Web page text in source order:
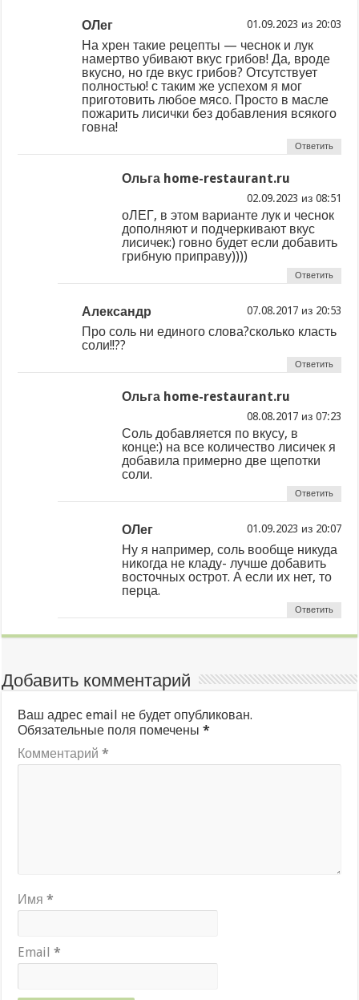
ОЛег из
На хрен такие рецепты — чеснок и лук
намертво убивают вкус грибов! Да, вроде
вкусно, но где вкус грибов? Отсутствует
полностью! с таким же успехом я мог
приготовить любое мясо. Просто в масле
пожарить лисички без добавления всякого
говна!
Ответить
Ольга home-restaurant.ru
из
оЛЕГ, в этом варианте лук и чеснок
дополняют и подчеркивают вкус
лисичек:) говно будет если добавить
грибную приправу))))
Ответить
Александр из
Про соль ни единого слова?сколько класть
соли!!??
Ответить
Ольга home-restaurant.ru
из
Соль добавляется по вкусу, в
конце:) на все количество лисичек я
добавила примерно две щепотки
соли.
Ответить
ОЛег из
Ну я например, соль вообще никуда
никогда не кладу- лучше добавить
восточных острот. А если их нет, то
перца.
Ответить
Добавить комментарий
Ваш адрес email не будет опубликован.
Обязательные поля помечены*
Комментарий*
Имя*
Email*